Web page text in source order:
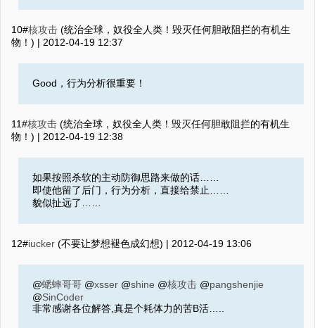
10#核攻击 (统治全球，奴役全人类！毁灭任何胆敢阻拦的有机生
物！) | 2012-04-19 12:37
Good，行为分析很重要！
11#核攻击 (统治全球，奴役全人类！毁灭任何胆敢阻拦的有机生
物！) | 2012-04-19 12:38
如果按照杀软的主动防御思路来做的话……
即使他留了后门，行为分析，直接给禁止……
貌似扯远了……
12#iucker (不要让梦想褪色成幻想) | 2012-04-19 13:06
@蟋蟀哥哥 @xsser @shine @核攻击 @pangshenjie
@SinCoder
非常感谢各位解答,真是个耗体力的苦B活…..